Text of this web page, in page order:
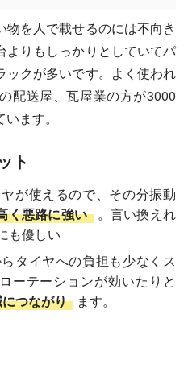
を人で載せるのには不向き
よりもしっかりとしていてパ
ックが多いです。よく使われ
配送屋、瓦屋業の方が3000
ます。
ト
が使えるので、その分振動
く悪路に強い 。言い換えれ
も優しい
タイヤへの負担も少なくス
ーテーションが効いたりと
つながり
ます。